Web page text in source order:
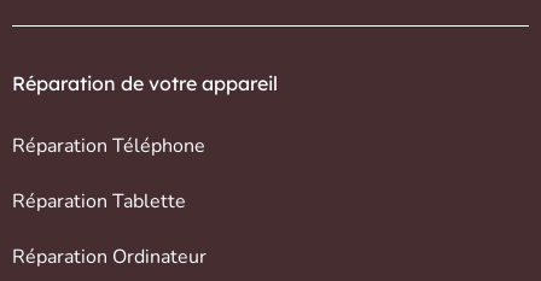
Réparation de votre appareil
Réparation Téléphone
Réparation Tablette
Réparation Ordinateur